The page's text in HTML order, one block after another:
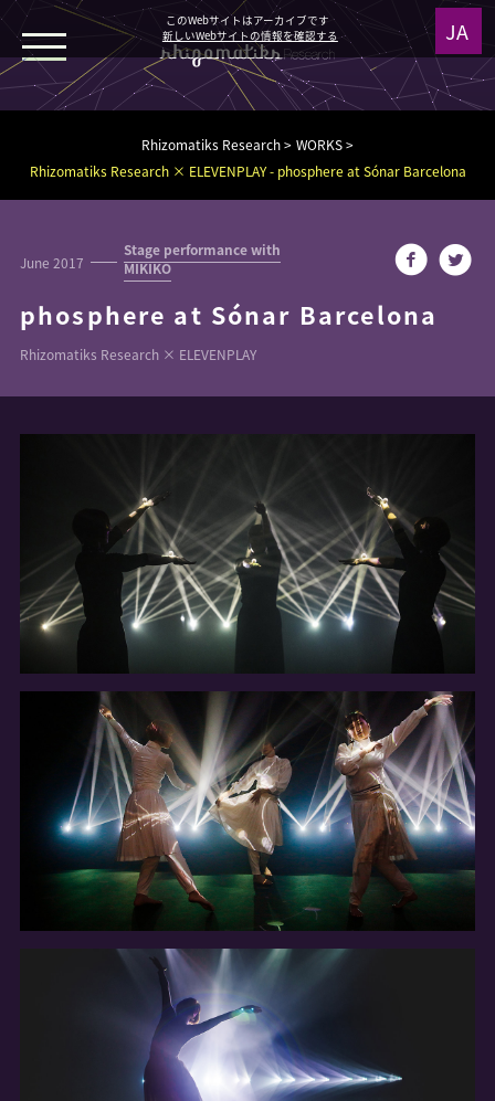
このWebサイトはアーカイブです
新しいWebサイトの情報を確認する
Rhizomatiks Research
WORKS
Rhizomatiks Research × ELEVENPLAY - phosphere at Sónar Barcelona
June 2017
Stage performance with
MIKIKO
phosphere at Sónar Barcelona
Rhizomatiks Research × ELEVENPLAY
WORKS
NEWS
MEDIA
ABOUT